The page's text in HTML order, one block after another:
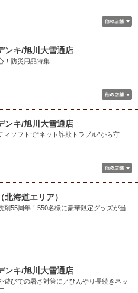
ンキ/旭川大雪通店
！防災用品特集
ンキ/旭川大雪通店
ィソフトで“ネット詐欺トラブル”から守
北海道エリア）
剤55周年！550名様に豪華限定グッズが当
ンキ/旭川大雪通店
遊びでの暑さ対策に／ひんやり長続きネッ